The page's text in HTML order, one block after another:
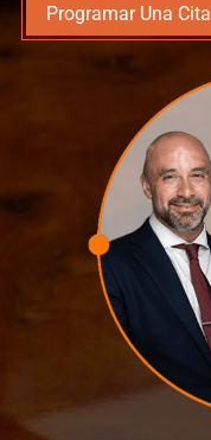
Programar Una Cita